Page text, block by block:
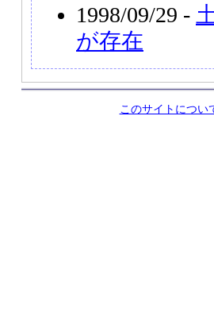
1998/09/29 -
が存在
このサイトについ